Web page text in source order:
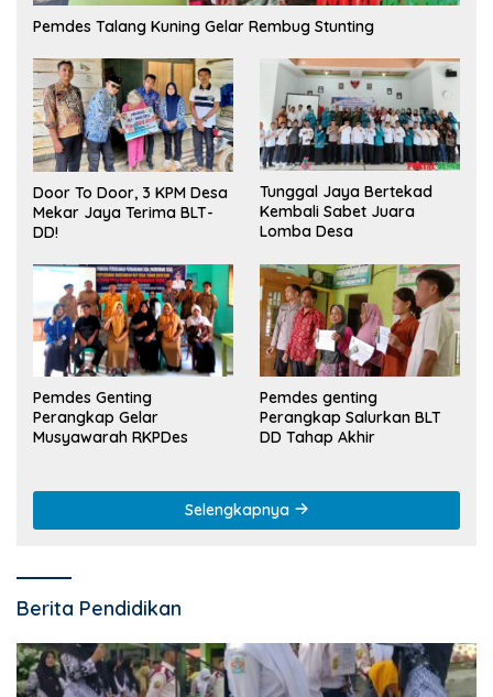
Pemdes Talang Kuning Gelar Rembug Stunting
Door To Door, 3 KPM Desa
Mekar Jaya Terima BLT-
DD!
Tunggal Jaya Bertekad
Kembali Sabet Juara
Lomba Desa
Pemdes Genting
Perangkap Gelar
Musyawarah RKPDes
Pemdes genting
Perangkap Salurkan BLT
DD Tahap Akhir
Selengkapnya
Berita Pendidikan